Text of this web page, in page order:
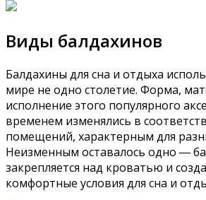
Виды балдахинов
Балдахины для сна и отдыха
мире не одно столетие. Форма,
исполнение этого популярного
временем изменялись в
помещений, характерным для
Неизменным оставалось одно ―
закрепляется над кроватью и
комфортные условия для сна и